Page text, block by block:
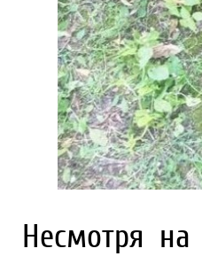
Несмотря